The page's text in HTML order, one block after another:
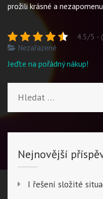
prožili krásné a
4.5/5 -
Nezařazené
Navigace
příspěvek
Jeďte na pořádný nákup!
Nejnovější
I řešení složité